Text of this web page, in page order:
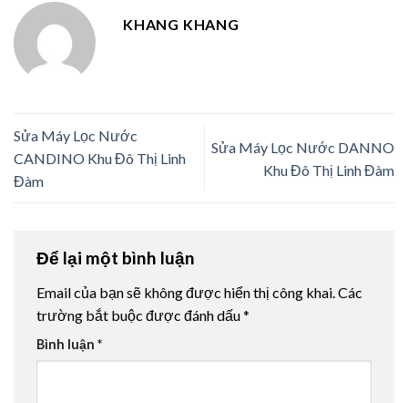
KHANG KHANG
Sửa Máy Lọc Nước
CANDINO Khu Đô Thị Linh
Đàm
Sửa Máy Lọc Nước DANNO
Khu Đô Thị Linh Đàm
Để lại một bình luận
Email của bạn sẽ không được hiển thị công khai.Các
trường bắt buộc được đánh dấu*
Bình luận *